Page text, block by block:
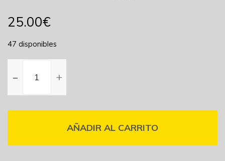
25.00€
47 disponibles
PROTECTORA
PINZA
mm.
AÑADIR AL CARRITO